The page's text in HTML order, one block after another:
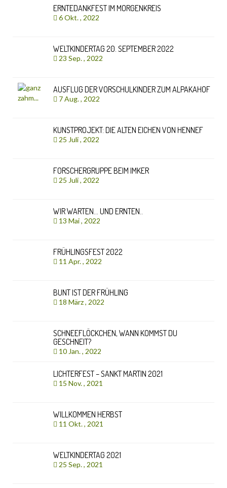
ERNTEDANKFEST IM MORGENKREIS
6 Okt. , 2022
WELTKINDERTAG 20. SEPTEMBER 2022
23 Sep. , 2022
AUSFLUG DER VORSCHULKINDER ZUM ALPAKAHOF
7 Aug. , 2022
KUNSTPROJEKT: DIE ALTEN EICHEN VON HENNEF
25 Juli , 2022
FORSCHERGRUPPE BEIM IMKER
25 Juli , 2022
WIR WARTEN… UND ERNTEN..
13 Mai , 2022
FRÜHLINGSFEST 2022
11 Apr. , 2022
BUNT IST DER FRÜHLING
18 März , 2022
SCHNEEFLÖCKCHEN, WANN KOMMST DU
GESCHNEIT?
10 Jan. , 2022
LICHTERFEST – SANKT MARTIN 2021
15 Nov. , 2021
WILLKOMMEN HERBST
11 Okt. , 2021
WELTKINDERTAG 2021
25 Sep. , 2021